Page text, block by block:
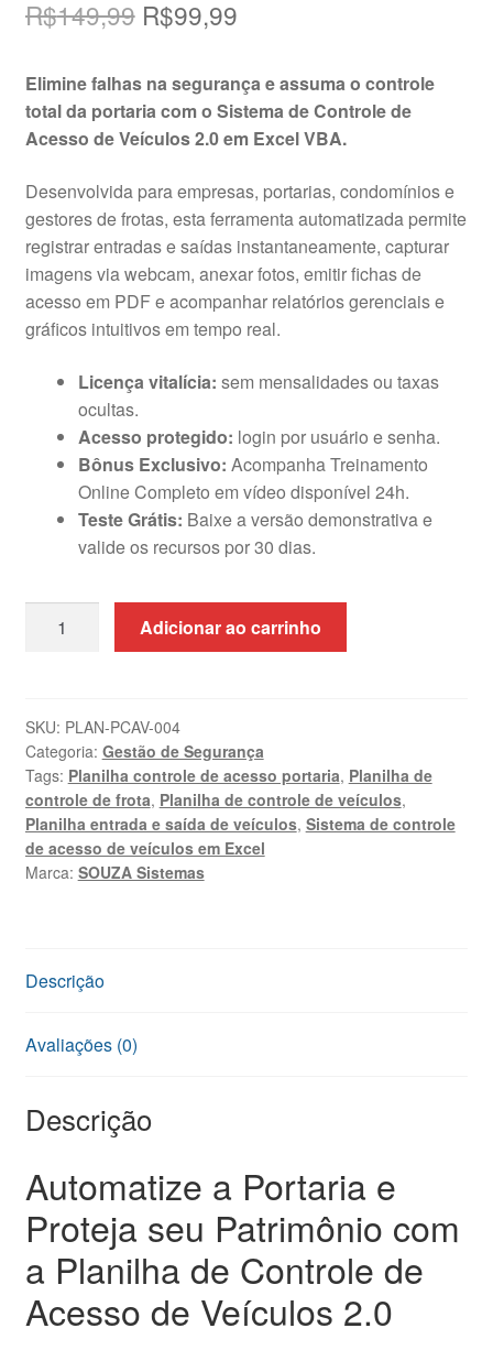
R$149,99 O
original
era:
R$99,99O
atual
é:
Elimine falhas na segurança e assuma o controle
total da portaria com o Sistema de Controle de
Acesso de Veículos 2.0 em Excel VBA.
Desenvolvida para empresas, portarias, condomínios e
gestores de frotas, esta ferramenta automatizada permite
registrar entradas e saídas instantaneamente, capturar
imagens via webcam, anexar fotos, emitir fichas de
acesso em PDF e acompanhar relatórios gerenciais e
gráficos intuitivos em tempo real.
Licença vitalícia: sem mensalidades ou taxas
ocultas.
Acesso protegido: login por usuário e senha.
Bônus Exclusivo: Acompanha Treinamento
Online Completo em vídeo disponível 24h.
Teste Grátis: Baixe a versão demonstrativa e
valide os recursos por 30 dias.
Acesso
de
Veículos
Excel
VBA
quantidade
Adicionar ao carrinho
SKU: PLAN-PCAV-004
Categoria: Gestão de Segurança
Tags: Planilha controle de acesso portaria, Planilha de
controle de frota, Planilha de controle de veículos,
Planilha entrada e saída de veículos, Sistema de controle
de acesso de veículos em Excel
Marca: SOUZA Sistemas
Descrição
Avaliações (0)
Descrição
Automatize a Portaria e
Proteja seu Patrimônio com
a Planilha de Controle de
Acesso de Veículos 2.0